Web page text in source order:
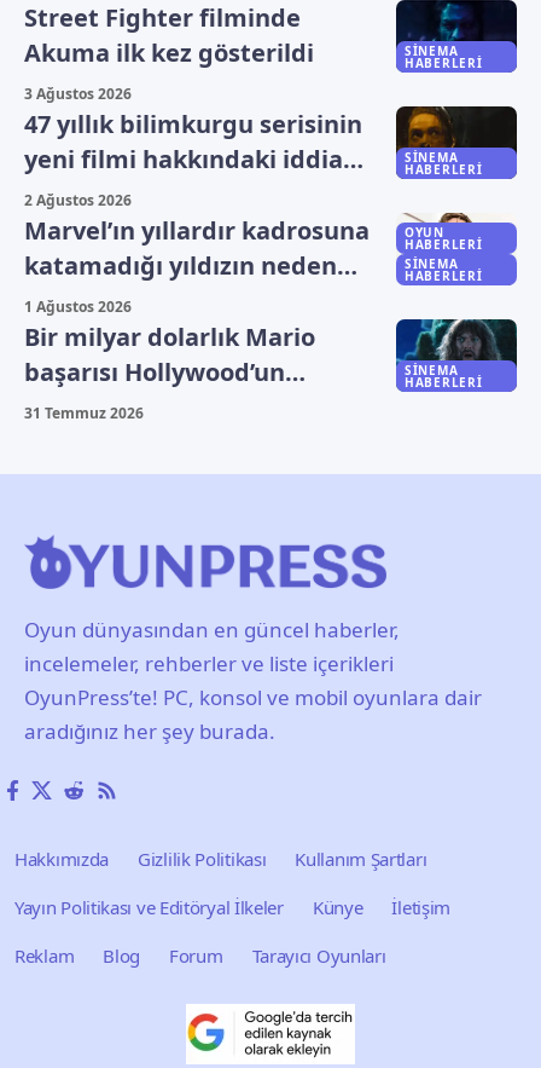
SINEMA
HABERLERI
Street Fighter filminde
Akuma ilk kez gösterildi
3 Ağustos 2026
SINEMA
HABERLERI
47 yıllık bilimkurgu serisinin
yeni filmi hakkındaki iddia
yalanlandı
2 Ağustos 2026
OYUN
HABERLERI
SINEMA
HABERLERI
Marvel’ın yıllardır kadrosuna
katamadığı yıldızın neden
beklediği açıklandı
1 Ağustos 2026
SINEMA
HABERLERI
Bir milyar dolarlık Mario
başarısı Hollywood’un
rotasını değiştirdi
31 Temmuz 2026
Oyun dünyasından en güncel haberler,
incelemeler, rehberler ve liste içerikleri
OyunPress’te! PC, konsol ve mobil oyunlara dair
aradığınız her şey burada.
Hakkımızda Gizlilik Politikası
Kullanım Şartları
Yayın Politikası ve Editöryal İlkeler
Künye
İletişim
Reklam
Blog Forum Tarayıcı Oyunları